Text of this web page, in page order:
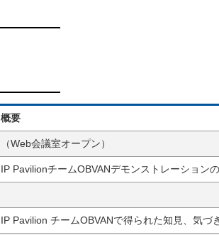
概要
（Web会議室オープン）
IP PavilionチームOBVANデモンストレーション
IP Pavilion チームOBVANで得られた知見、気づ